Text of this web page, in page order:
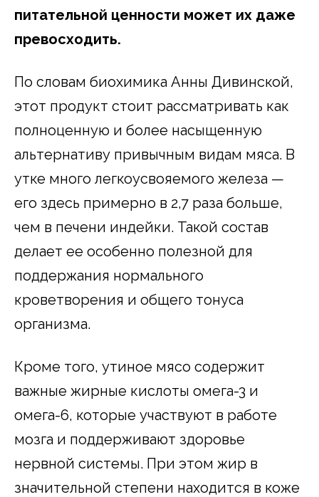
питательной ценности может их даже
превосходить.
По словам биохимика Анны Дивинской,
этот продукт стоит рассматривать как
полноценную и более насыщенную
альтернативу привычным видам мяса. В
утке много легкоусвояемого железа —
его здесь примерно в 2,7 раза больше,
чем в печени индейки. Такой состав
делает ее особенно полезной для
поддержания нормального
кроветворения и общего тонуса
организма.
Кроме того, утиное мясо содержит
важные жирные кислоты омега-3 и
омега-6, которые участвуют в работе
мозга и поддерживают здоровье
нервной системы. При этом жир в
значительной степени находится в коже